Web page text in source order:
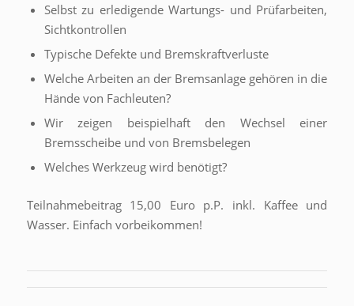
Selbst zu erledigende Wartungs- und Prüfarbeiten,
Sichtkontrollen
Typische Defekte und Bremskraftverluste
Welche Arbeiten an der Bremsanlage gehören in die
Hände von Fachleuten?
Wir zeigen beispielhaft den Wechsel einer
Bremsscheibe und von Bremsbelegen
Welches Werkzeug wird benötigt?
Teilnahmebeitrag 15,00 Euro p.P. inkl. Kaffee und
Wasser. Einfach vorbeikommen!